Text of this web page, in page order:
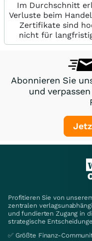
Im Durchschnitt
Verluste beim
Zertifikate sind
nicht für
Abonnieren Sie
und
Profitieren Sie von
zentralen
und fundierten Zugang in
strategische
✅ Größte Finanz-